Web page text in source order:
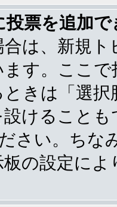
投票を追加
は、新規
す。ここ
きは「選
けること
さい。ちな
板の設定に